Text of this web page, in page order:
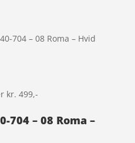
704 – 08 Roma – Hvid
kr. 499,-
704 – 08 Roma –